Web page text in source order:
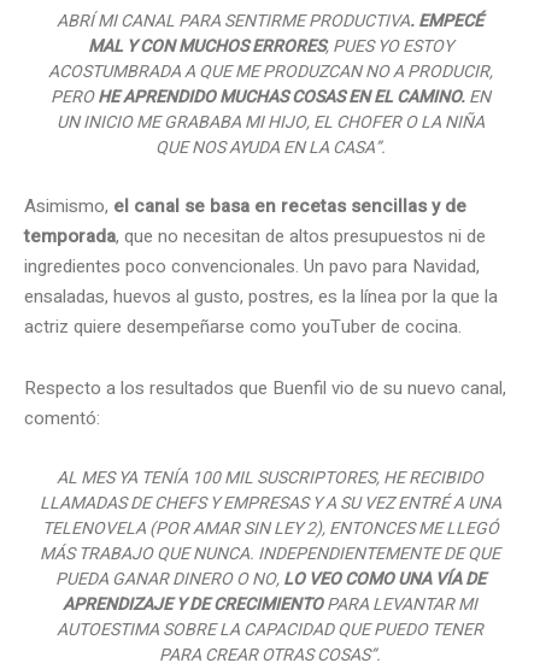
ABRÍ MI CANAL PARA SENTIRME PRODUCTIVA. EMPECÉ
MAL Y CON MUCHOS ERRORES, PUES YO ESTOY
ACOSTUMBRADA A QUE ME PRODUZCAN NO A PRODUCIR,
PEROHE APRENDIDO MUCHAS COSAS EN EL CAMINO.EN
UN INICIO ME GRABABA MI HIJO, EL CHOFER O LA NIÑA
QUE NOS AYUDA EN LA CASA”.
Asimismo, el canal se basa en recetas sencillas y de
temporada, que no necesitan de altos presupuestos ni de
ingredientes poco convencionales. Un pavo para Navidad,
ensaladas, huevos al gusto, postres, es la línea por la que la
actriz quiere desempeñarse como youTuber de cocina.
Respecto a los resultados que Buenfil vio de su nuevo canal,
comentó:
AL MES YA TENÍA 100 MIL SUSCRIPTORES, HE RECIBIDO
LLAMADAS DE CHEFS Y EMPRESAS Y A SU VEZ ENTRÉ A UNA
TELENOVELA (POR AMAR SIN LEY 2), ENTONCES ME LLEGÓ
MÁS TRABAJO QUE NUNCA. INDEPENDIENTEMENTE DE QUE
PUEDA GANAR DINERO O NO,LO VEO COMO UNA VÍA DE
APRENDIZAJE Y DE CRECIMIENTOPARA LEVANTAR MI
AUTOESTIMA SOBRE LA CAPACIDAD QUE PUEDO TENER
PARA CREAR OTRAS COSAS”.